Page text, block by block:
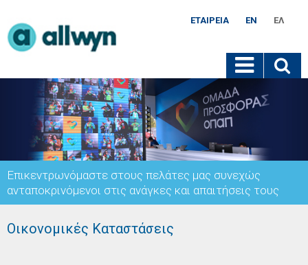
ΕΤΑΙΡΕΊΑ EN ΕΛ
Επικεντρωνόμαστε στους πελάτες μας συνεχώς
ανταποκρινόμενοι στις ανάγκες και απαιτήσεις τους
Οικονομικές Καταστάσεις